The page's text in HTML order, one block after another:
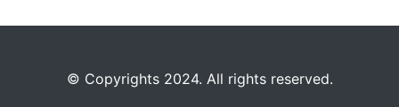
©️ Copyrights 2024. All rights reserved.